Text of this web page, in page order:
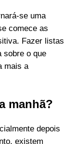
se uma
comece as
Fazer listas
sobre o que
mais a
manhã?
depois
existem